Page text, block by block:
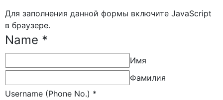
Для заполнения данной формы включите JavaScript
в браузере.
Name *
Имя
Фамилия
Username (Phone No.) *